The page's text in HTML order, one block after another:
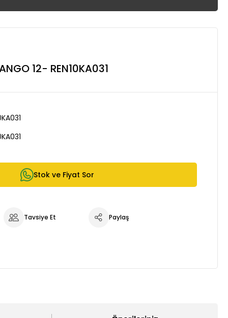
12- REN10KA031
Stok ve Fiyat Sor
Tavsiye Et Paylaş